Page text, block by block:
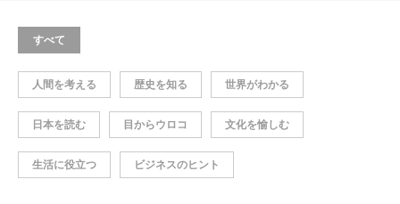
すべて
人間を考える 歴史を知る 世界がわかる
日本を読む 目からウロコ 文化を愉しむ
生活に役立つ ビジネスのヒント